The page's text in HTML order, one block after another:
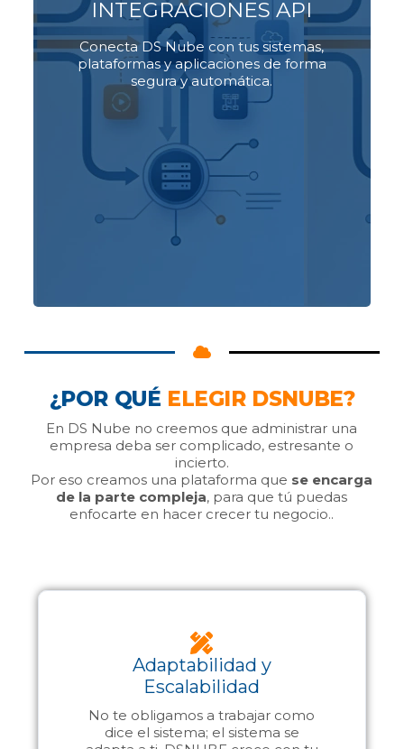
INTEGRACIONES API
Conecta DS Nube con tus sistemas,
plataformas y aplicaciones de forma
segura y automática.
Nuestra
API contable
permite
automatizar procesos y escalar tu
operación sin depender de procesos
manuales.
Explorar integraciones
¿POR QUÉ ELEGIR DSNUBE?
En DS Nube no creemos que administrar una
empresa deba ser complicado, estresante o
incierto.
Por eso creamos una plataforma que se encarga
de la parte compleja, para que tú puedas
enfocarte en hacer crecer tu negocio..
Adaptabilidad y
Escalabilidad
No te obligamos a trabajar como
dice el sistema; el sistema se